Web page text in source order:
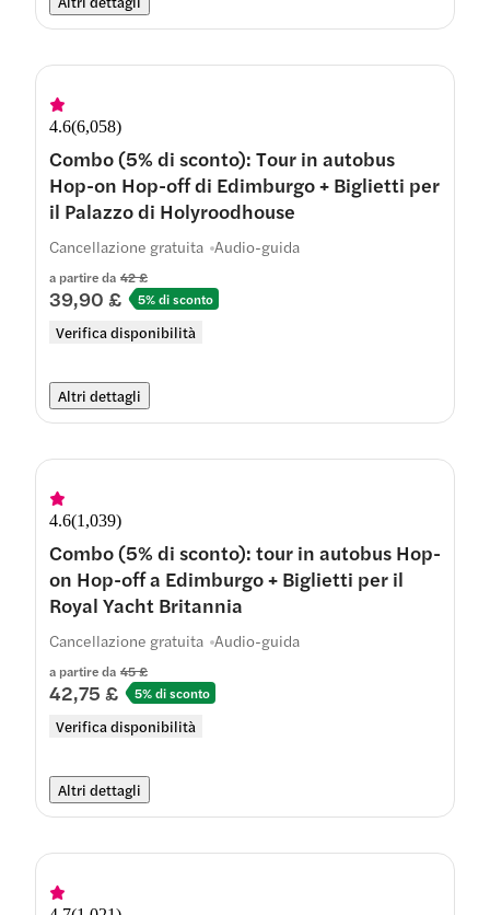
4.6(6,058)
Combo (5% di sconto): Tour in autobus
Hop-on Hop-off di Edimburgo + Biglietti per
il Palazzo di Holyroodhouse
a partire da 42 £
39,90 £ 5% di sconto
Verifica disponibilità
Cancellazione gratuita Audio-guida
Altri dettagli
4.6(1,039)
Combo (5% di sconto): tour in autobus Hop-
on Hop-off a Edimburgo + Biglietti per il
Royal Yacht Britannia
a partire da 45 £
42,75 £ 5% di sconto
Verifica disponibilità
Cancellazione gratuita Audio-guida
Altri dettagli